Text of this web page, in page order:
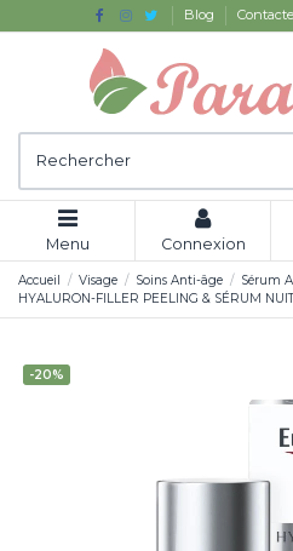
Blog
Menu Connexion
Accueil Visage Soins Anti-âge Sérum
HYALURON-FILLER PEELING & SÉRUM
-20%